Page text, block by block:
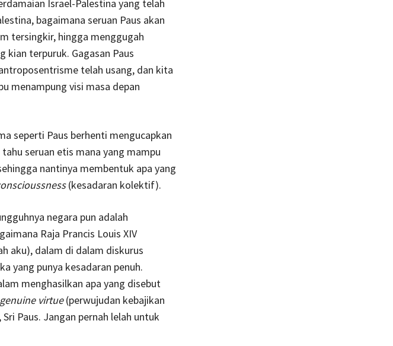
Israel-Palestina yang telah
bagaimana seruan Paus akan
tersingkir, hingga menggugah
kian terpuruk. Gagasan Paus
telah usang, dan kita
menampung visi masa depan
seperti Paus berhenti mengucapkan
seruan etis mana yang mampu
nantinya membentuk apa yang
(kesadaran kolektif).
negara pun adalah
Raja Prancis Louis XIV
aku), dalam di dalam diskurus
yang punya kesadaran penuh.
menghasilkan apa yang disebut
virtue(perwujudan kebajikan
Paus. Jangan pernah lelah untuk